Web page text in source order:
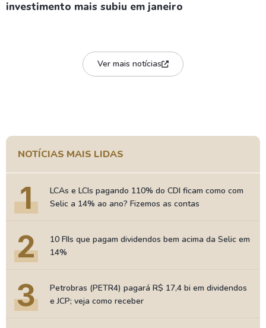
investimento mais subiu em janeiro
Ver mais notícias
NOTÍCIAS MAIS LIDAS
1
LCAs e LCIs pagando 110% do CDI ficam como com
Selic a 14% ao ano? Fizemos as contas
2
10 FIIs que pagam dividendos bem acima da Selic em
14%
3
Petrobras (PETR4) pagará R$ 17,4 bi em dividendos
e JCP; veja como receber